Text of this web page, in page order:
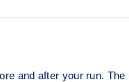
and after your run.